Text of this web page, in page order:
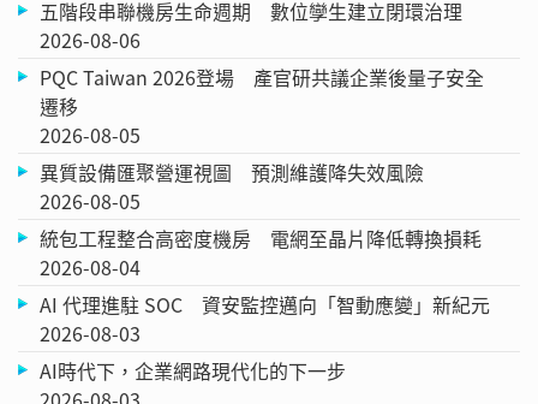
五階段串聯機房生命週期 數位孿生建立閉環治理
2026-08-06
PQC Taiwan 2026登場 產官研共議企業後量子安全
遷移
2026-08-05
異質設備匯聚營運視圖 預測維護降失效風險
2026-08-05
統包工程整合高密度機房 電網至晶片降低轉換損耗
2026-08-04
AI 代理進駐 SOC 資安監控邁向「智動應變」新紀元
2026-08-03
AI時代下，企業網路現代化的下一步